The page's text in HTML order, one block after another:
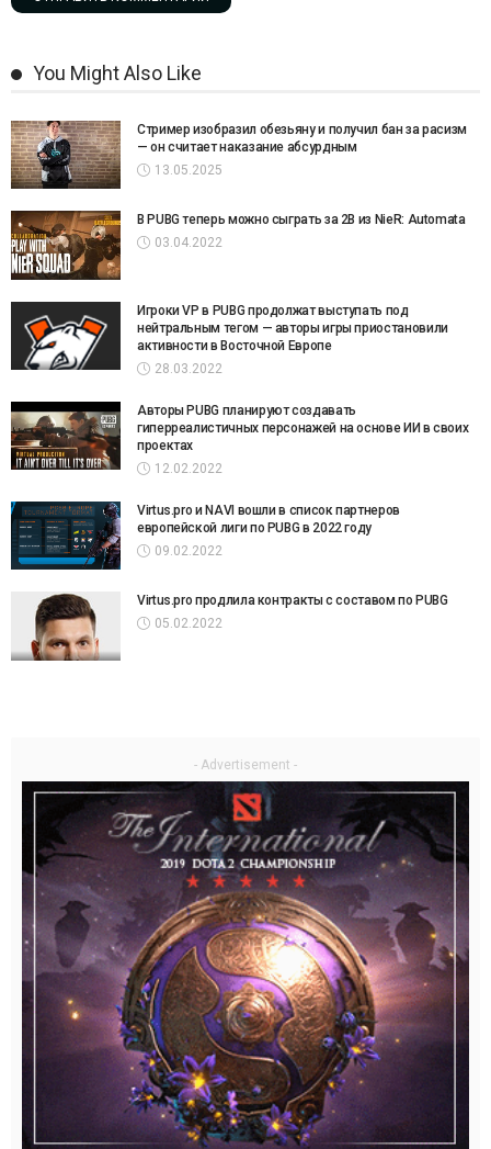
You Might Also Like
Стример изобразил обезьяну и получил бан за расизм
— он считает наказание абсурдным
13.05.2025
В PUBG теперь можно сыграть за 2B из NieR: Automata
03.04.2022
Игроки VP в PUBG продолжат выступать под
нейтральным тегом — авторы игры приостановили
активности в Восточной Европе
28.03.2022
Авторы PUBG планируют создавать
гиперреалистичных персонажей на основе ИИ в своих
проектах
12.02.2022
Virtus.pro и NAVI вошли в список партнеров
европейской лиги по PUBG в 2022 году
09.02.2022
Virtus.pro продлила контракты с составом по PUBG
05.02.2022
- Advertisement -